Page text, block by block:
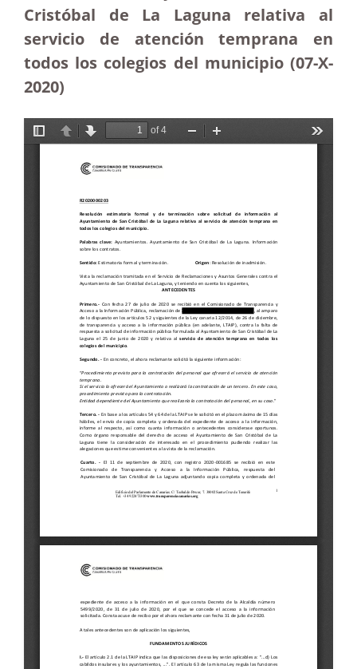
Cristóbal de La Laguna relativa al
servicio de atención temprana en
todos los colegios del municipio (07-X-
2020)